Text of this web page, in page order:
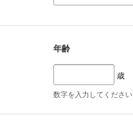
年齢
歳
数字を入力してください